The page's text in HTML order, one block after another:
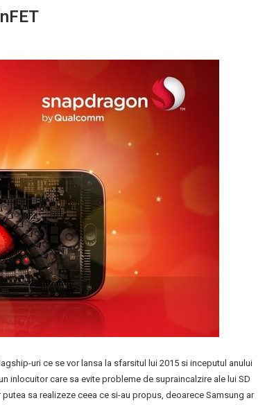
uri ce se vor lansa la sfarsitul lui 2015 si inceputul anului
inlocuitor care sa evite probleme de supraincalzire ale lui SD
sa realizeze ceea ce si-au propus, deoarece Samsung ar